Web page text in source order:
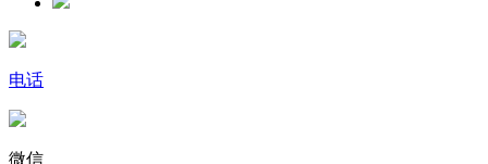
电话
微信